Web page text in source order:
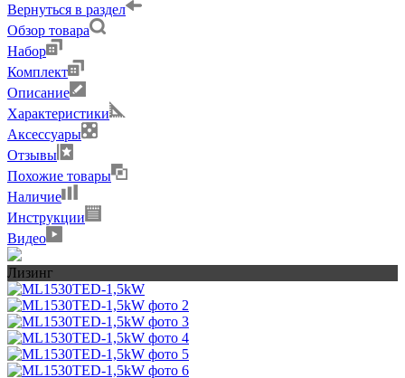
Вернуться в раздел
Обзор товара
Набор
Комплект
Описание
Характеристики
Аксессуары
Отзывы
Похожие товары
Наличие
Инструкции
Видео
Лизинг